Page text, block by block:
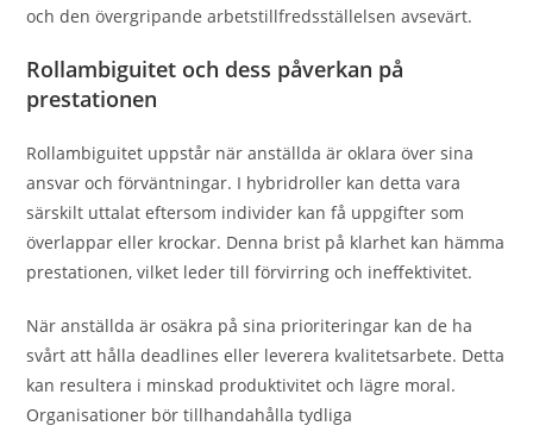
och den övergripande arbetstillfredsställelsen avsevärt.
Rollambiguitet och dess påverkan på
prestationen
Rollambiguitet uppstår när anställda är oklara över sina
ansvar och förväntningar. I hybridroller kan detta vara
särskilt uttalat eftersom individer kan få uppgifter som
överlappar eller krockar. Denna brist på klarhet kan hämma
prestationen, vilket leder till förvirring och ineffektivitet.
När anställda är osäkra på sina prioriteringar kan de ha
svårt att hålla deadlines eller leverera kvalitetsarbete. Detta
kan resultera i minskad produktivitet och lägre moral.
Organisationer bör tillhandahålla tydliga